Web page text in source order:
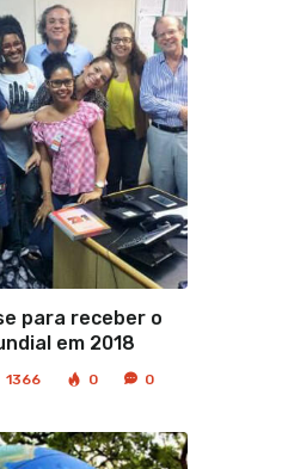
para receber o
em 2018
1366 0 0